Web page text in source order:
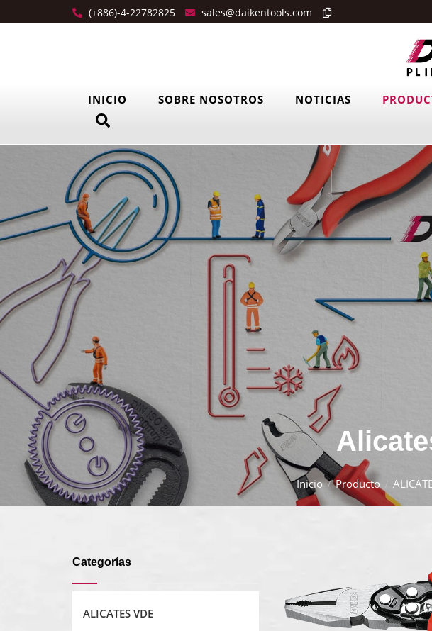
(+886)-4-22782825 sales@daikentools.com
INICIO SOBRE NOSOTROS NOTICIAS
Inicio Producto
Categorías
ALICATES VDE